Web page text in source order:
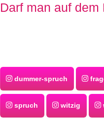
Darf man auf
dummer-spruch
spruch witzig